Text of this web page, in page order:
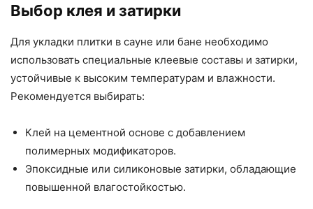
Выбор клея и затирки
Для укладки плитки в сауне или бане необходимо
использовать специальные клеевые составы и затирки,
устойчивые к высоким температурам и влажности.
Рекомендуется выбирать:
Клей на цементной основе с добавлением
полимерных модификаторов.
Эпоксидные или силиконовые затирки, обладающие
повышенной влагостойкостью.